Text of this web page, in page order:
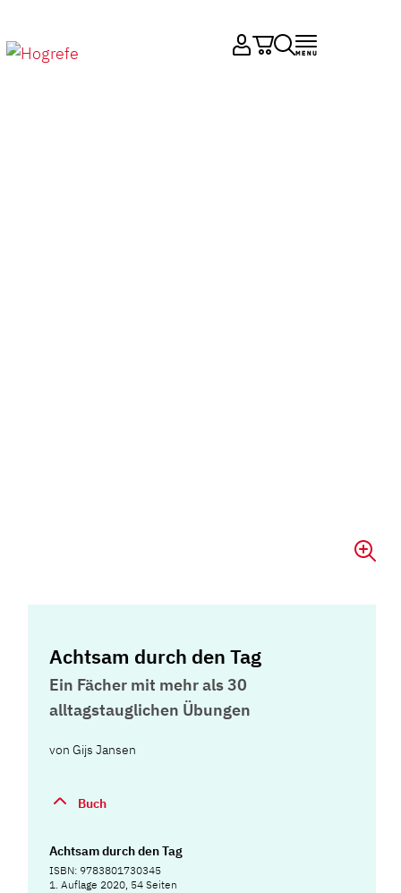
Achtsam durch den Tag
Ein Fächer mit mehr als 30
alltagstauglichen Übungen
vonGijs Jansen
Buch
Achtsam durch den Tag
ISBN: 9783801730345
1. Auflage 2020, 54 Seiten